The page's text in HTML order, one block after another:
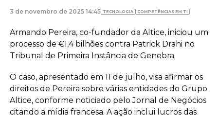
3 de novembro de 2025 14:45 TECNOLOGIA COMPETÊNCIAS EM TI
Armando Pereira, co-fundador da Altice, iniciou um
processo de €1,4 bilhões contra Patrick Drahi no
Tribunal de Primeira Instância de Genebra.
O caso, apresentado em 11 de julho, visa afirmar os
direitos de Pereira sobre várias entidades do Grupo
Altice, conforme noticiado pelo Jornal de Negócios
citando a mídia francesa. A ação inclui lucros das